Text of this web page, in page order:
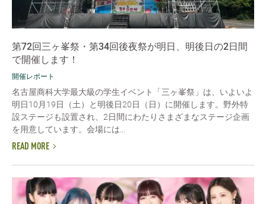
第72回三ヶ峯祭・第34回後夜祭が明日、明後日の2日間
で開催します！
開催レポート
名古屋商科大学最大級の学生イベント「三ヶ峯祭」は、いよいよ
明日10月19日（土）と明後日20日（日）に開催します。野外特
設ステージも設置され、2日間にわたりさまざまなステージ企画
を用意しています。会場には...
READ MORE